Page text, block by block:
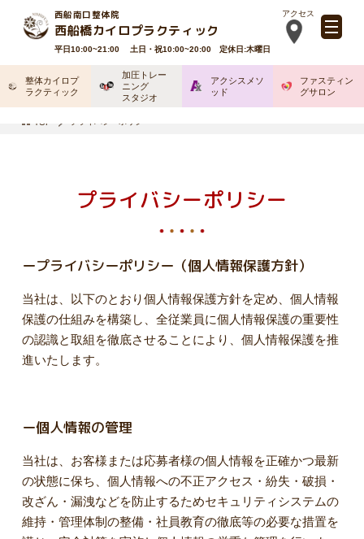
西船南口整体院
西船橋カイロプラクティック
アクセス
平日10:00~21:00 土日・祝10:00~20:00 定休日:木曜日
整体カイロプ
ラクティック
加圧トレー
ニング
スタジオ
アクシスメソ
ッド
ファスティン
グサロン
TOP プライバシーポリシー
プライバシーポリシー
ープライバシーポリシー（個人情報保護方針）
当社は、以下のとおり個人情報保護方針を定め、個人情報
保護の仕組みを構築し、全従業員に個人情報保護の重要性
の認識と取組を徹底させることにより、個人情報保護を推
進いたします。
ー個人情報の管理
当社は、お客様または応募者様の個人情報を正確かつ最新
の状態に保ち、個人情報への不正アクセス・紛失・破損・
改ざん・漏洩などを防止するためセキュリティシステムの
維持・管理体制の整備・社員教育の徹底等の必要な措置を